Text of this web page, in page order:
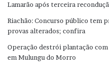
Lamarão após terceira
Riachão: Concurso público tem
provas alterados; confira
Operação destrói plantação
em Mulungu do Morro